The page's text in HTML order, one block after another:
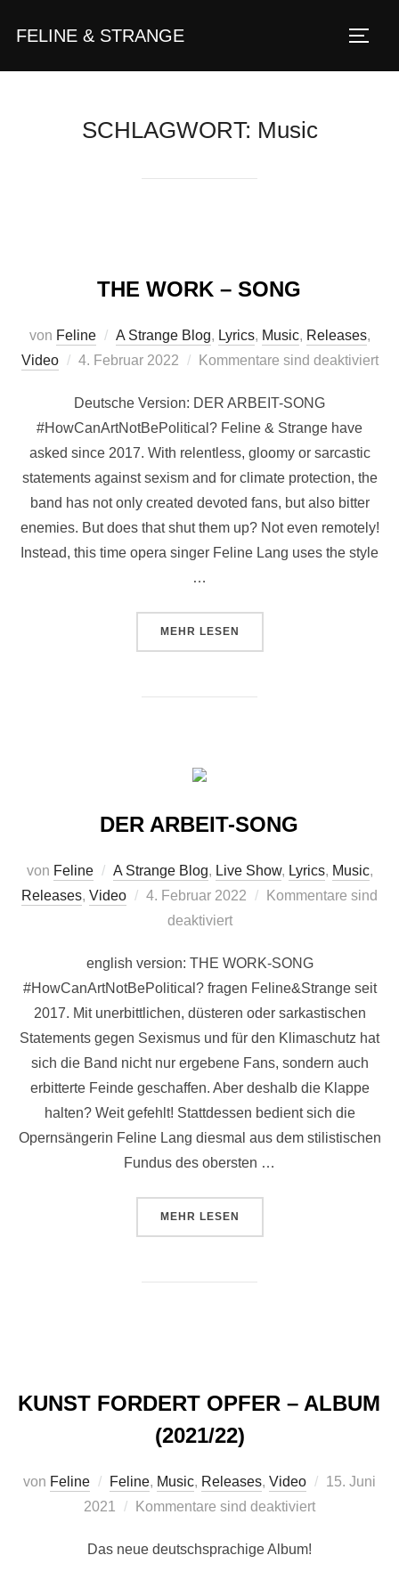
InhaltFELINE & STRANGE
SCHLAGWORT: Music
THE WORK – SONG
von Feline A Strange Blog, Lyrics, Music, Releases,
Video
Veröffentlicht
4. Februar 2022 Kommentare sind deaktiviert
Deutsche Version: DER ARBEIT-SONG
#HowCanArtNotBePolitical? Feline & Strange have
asked since 2017. With relentless, gloomy or sarcastic
statements against sexism and for climate protection, the
band has not only created devoted fans, but also bitter
enemies. But does that shut them up? Not even remotely!
Instead, this time opera singer Feline Lang uses the style
…
MEHR ÜBER “THE WORK – SONG”
LESEN
DER ARBEIT-SONG
von Feline A Strange Blog, Live Show, Lyrics, Music,
Releases, Video
Veröffentlicht
4. Februar 2022
Kommentare sind
deaktiviert
english version: THE WORK-SONG
#HowCanArtNotBePolitical? fragen Feline&Strange seit
2017. Mit unerbittlichen, düsteren oder sarkastischen
Statements gegen Sexismus und für den Klimaschutz hat
sich die Band nicht nur ergebene Fans, sondern auch
erbitterte Feinde geschaffen. Aber deshalb die Klappe
halten? Weit gefehlt! Stattdessen bedient sich die
Opernsängerin Feline Lang diesmal aus dem stilistischen
Fundus des obersten …
MEHR ÜBER “DER ARBEIT-SONG”
LESEN
KUNST FORDERT OPFER – ALBUM
(2021/22)
von Feline Feline, Music, Releases, Video
15. Juni
2021
Kommentare sind deaktiviert
Das neue deutschsprachige Album!